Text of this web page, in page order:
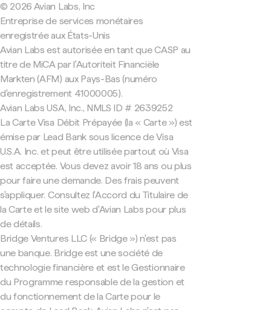
© 2026 Avian Labs, Inc
Entreprise de services monétaires
enregistrée aux États-Unis
Avian Labs est autorisée en tant que CASP au
titre de MiCA par l'Autoriteit Financiële
Markten (AFM) aux Pays-Bas (numéro
d'enregistrement 41000005).
Avian Labs USA, Inc., NMLS ID # 2639252
La Carte Visa Débit Prépayée (la « Carte ») est
émise par Lead Bank sous licence de Visa
U.S.A. Inc. et peut être utilisée partout où Visa
est acceptée. Vous devez avoir 18 ans ou plus
pour faire une demande. Des frais peuvent
s'appliquer. Consultez l'Accord du Titulaire de
la Carte et le site web d'Avian Labs pour plus
de détails.
Bridge Ventures LLC (« Bridge ») n'est pas
une banque. Bridge est une société de
technologie financière et est le Gestionnaire
du Programme responsable de la gestion et
du fonctionnement de la Carte pour le